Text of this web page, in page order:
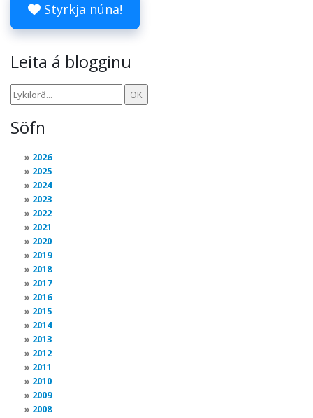
Styrkja núna!
Leita á blogginu
Söfn
2026
2025
2024
2023
2022
2021
2020
2019
2018
2017
2016
2015
2014
2013
2012
2011
2010
2009
2008